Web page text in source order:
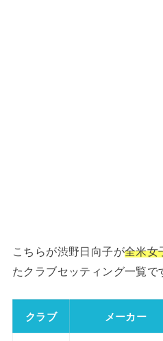
こちらが渋野日向子が全米女
たクラブセッティング一覧で
クラブ メーカー